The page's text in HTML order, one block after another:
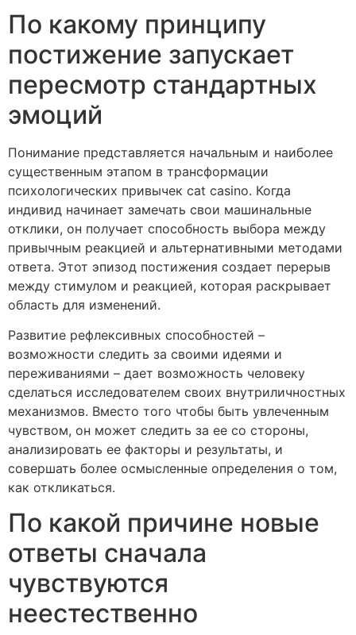
По какому принципу
постижение запускает
пересмотр стандартных
эмоций
Понимание представляется начальным и наиболее
существенным этапом в трансформации
психологических привычек cat casino. Когда
индивид начинает замечать свои машинальные
отклики, он получает способность выбора между
привычным реакцией и альтернативными методами
ответа. Этот эпизод постижения создает перерыв
между стимулом и реакцией, которая раскрывает
область для изменений.
Развитие рефлексивных способностей –
возможности следить за своими идеями и
переживаниями – дает возможность человеку
сделаться исследователем своих внутриличностных
механизмов. Вместо того чтобы быть увлеченным
чувством, он может следить за ее со стороны,
анализировать ее факторы и результаты, и
совершать более осмысленные определения о том,
как откликаться.
По какой причине новые
ответы сначала
чувствуются
неестественно